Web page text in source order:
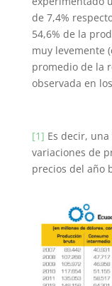
de 7,4%
54,6% de la
muy levemente
promedio de la
observada en
[1] Es decir,
variaciones de
precios del año